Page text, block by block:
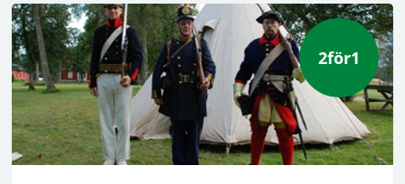
2för1